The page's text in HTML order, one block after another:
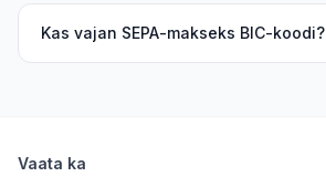
Kas vajan SEPA-makseks BIC-koodi?
Vaata ka